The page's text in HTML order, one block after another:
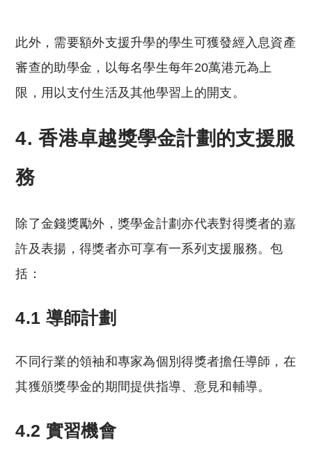
此外，需要額外支援升學的學生可獲發經入息資產
審查的助學金，以每名學生每年20萬港元為上
限，用以支付生活及其他學習上的開支。
4. 香港卓越獎學金計劃的支援服
務
除了金錢獎勵外，獎學金計劃亦代表對得獎者的嘉
許及表揚，得獎者亦可享有一系列支援服務。包
括：
4.1 導師計劃
不同行業的領袖和專家為個別得獎者擔任導師，在
其獲頒獎學金的期間提供指導、意見和輔導。
4.2 實習機會